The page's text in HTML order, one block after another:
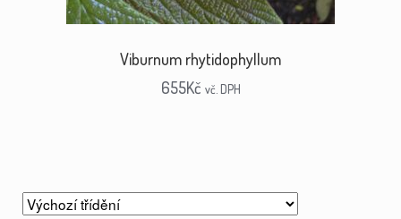
Viburnum rhytidophyllum
655Kč vč. DPH